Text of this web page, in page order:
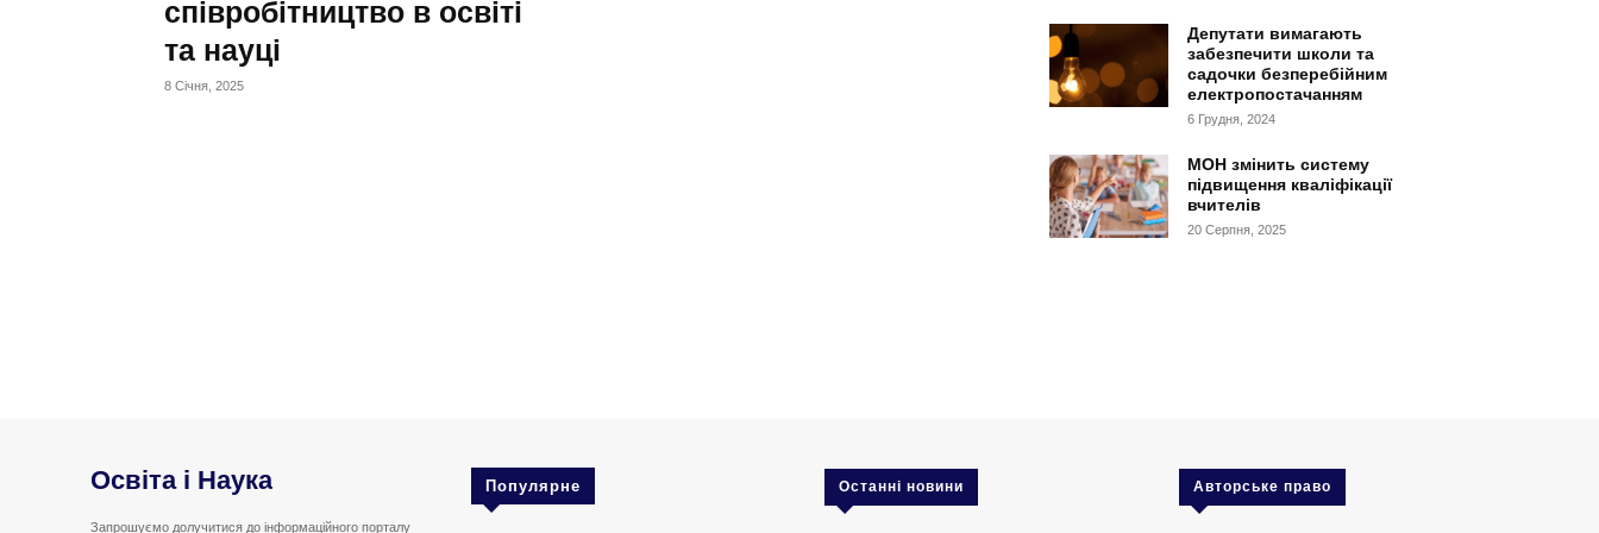
співробітництво в освіті
та науці
8 Січня, 2025
Депутати вимагають
забезпечити школи та
садочки безперебійним
електропостачанням
6 Грудня, 2024
МОН змінить систему
підвищення кваліфікації
вчителів
20 Серпня, 2025
Освіта і Наука
Запрошуємо долучитися до інформаційного порталу
Популярне Останні новини Авторське право